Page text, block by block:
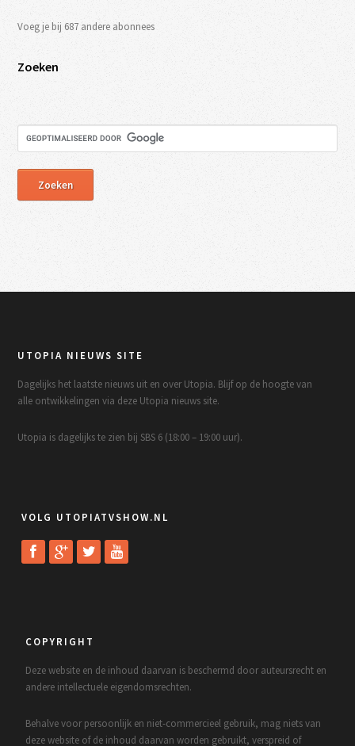
Voeg je bij 687 andere abonnees
Zoeken
UTOPIA NIEUWS SITE
Dagelijks het laatste nieuws uit en over Utopia. Blijf op de hoogte van
alle ontwikkelingen via deze Utopia nieuws site.
Utopia is dagelijks te zien bij SBS 6 (18:00 – 19:00 uur).
VOLG UTOPIATVSHOW.NL
COPYRIGHT
Deze website en de inhoud daarvan is beschermd door auteursrecht en
andere intellectuele eigendomsrechten.
Behalve voor persoonlijk en niet-commercieel gebruik, mag niets van
deze website of de inhoud daarvan worden gebruikt, verspreid of